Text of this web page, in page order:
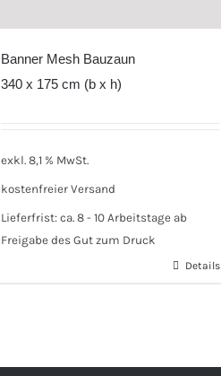
Banner Mesh Bauzaun
340 x 175 cm (b x h)
exkl. 8,1 % MwSt.
kostenfreier Versand
Lieferfrist: ca. 8 - 10 Arbeitstage ab
Freigabe des Gut zum Druck
Details